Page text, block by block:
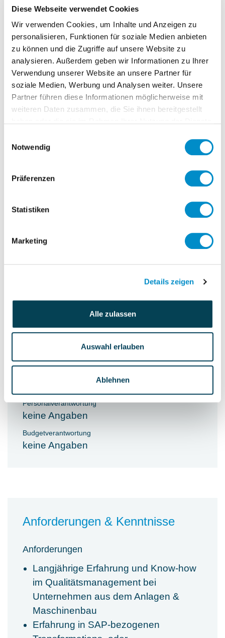
Diese Webseite verwendet Cookies
Wir verwenden Cookies, um Inhalte und Anzeigen zu
personalisieren, Funktionen für soziale Medien anbieten
zu können und die Zugriffe auf unsere Website zu
analysieren. Außerdem geben wir Informationen zu Ihrer
Verwendung unserer Website an unsere Partner für
soziale Medien, Werbung und Analysen weiter. Unsere
Partner führen diese Informationen möglicherweise mit
weiteren Daten zusammen, die Sie ihnen bereitgestellt
Notwendig
Präferenzen
Statistiken
Marketing
Details zeigen
Alle zulassen
Auswahl erlauben
Ablehnen
Steuerung und fachliche Leitung des QM
Workstreams im Rahmen einer SAP
S/4HANA Implementierung.
Kernaufgaben:
Steuerung und fachliche Leitung des
Workstreams im Rahmen einer SAP
Design und Spezifikation von Level 5
Prozessen (Aktivitätenebene) im
Ableitung der fachlichen
detaillierten Fachkonzepten für SAP
Identifikation von RICEFW Objekten
fachlichen Spezifikation
Ableitung von Stammdatenstrukturen
Fachbereichsunterstützung im Zuge
der weiteren Implementierung (Testing,
Migration etc.)
Personalverantwortung
keine Angaben
Budgetverantwortung
keine Angaben
Anforderungen & Kenntnisse
Anforderungen
Langjährige Erfahrung und Know-how
im Qualitätsmanagement bei
Unternehmen aus dem Anlagen &
Maschinenbau
Erfahrung in SAP-bezogenen